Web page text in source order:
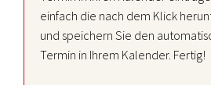
einfach die nach dem Klick
und speichern Sie den
Termin in Ihrem Kalender. Fertig!